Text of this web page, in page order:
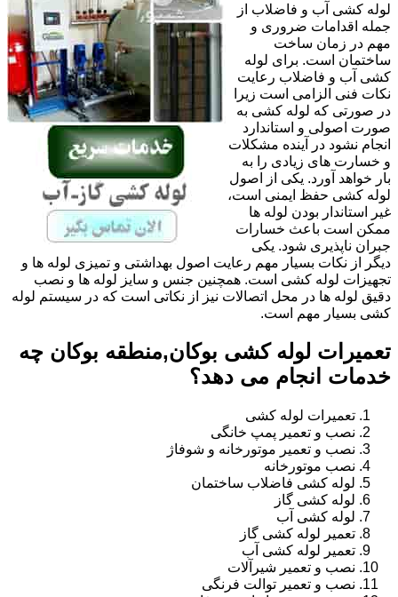
لوله کشی آب و فاضلاب از
جمله اقدامات ضروری و
مهم در زمان ساخت
ساختمان است. برای لوله
کشی آب و فاضلاب رعایت
نکات فنی الزامی است زیرا
در صورتی که لوله کشی به
صورت اصولی و استاندارد
انجام نشود در آینده مشکلات
و خسارت های زیادی را به
بار خواهد آورد. یکی از اصول
لوله کشی حفظ ایمنی است،
غیر استاندار بودن لوله ها
ممکن است باعث خسارات
جبران ناپذیری شود. یکی
دیگر از نکات بسیار مهم رعایت اصول بهداشتی و تمیزی لوله ها و
تجهیزات لوله کشی است. همچنین جنس و سایز لوله ها و نصب
دقیق لوله ها در محل اتصالات نیز از نکاتی است که در سیستم لوله
کشی بسیار مهم است.
تعمیرات لوله کشی بوکان,منطقه بوکان چه
خدمات انجام می دهد؟
تعمیرات لوله کشی
نصب و تعمیر پمپ خانگی
نصب و تعمیر موتورخانه و شوفاژ
نصب موتورخانه
لوله کشی فاضلاب ساختمان
لوله کشی گاز
لوله کشی آب
تعمیر لوله کشی گاز
تعمیر لوله کشی آب
نصب و تعمیر شیرآلات
نصب و تعمیر توالت فرنگی